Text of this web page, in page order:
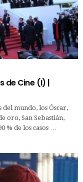
de Cine (I) |
mundo, los Óscar,
oro, San Sebastián,
% de los casos …